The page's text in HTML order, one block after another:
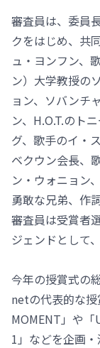
審査員は、委員
クをはじめ、共
ュ・ヨンフン、
ン）大学教授の
ョン、ソバンチ
ン、H.O.T.のト
グ、歌手のイ・
ベクウン会長、
ン・ウォニョン
勇敢な兄弟、作
審査員は受賞者
ジェンドとして
今年の授賞式の
netの代表的な
MOMENT」や「
1」などを企画